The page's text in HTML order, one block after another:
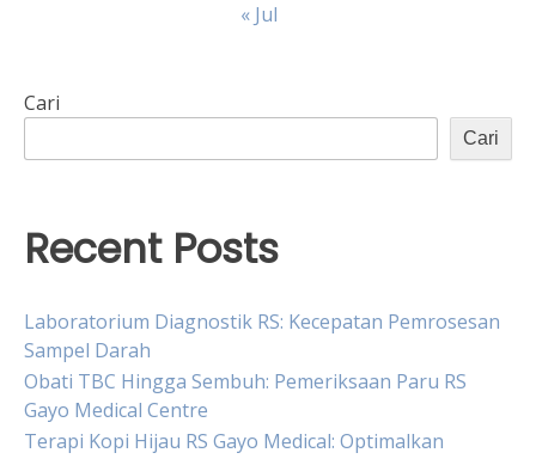
« Jul
Cari
Cari
Recent Posts
Laboratorium Diagnostik RS: Kecepatan Pemrosesan
Sampel Darah
Obati TBC Hingga Sembuh: Pemeriksaan Paru RS
Gayo Medical Centre
Terapi Kopi Hijau RS Gayo Medical: Optimalkan